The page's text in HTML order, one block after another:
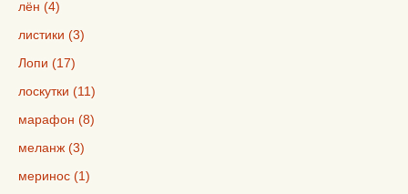
лён (4)
листики (3)
Лопи (17)
лоскутки (11)
марафон (8)
меланж (3)
меринос (1)